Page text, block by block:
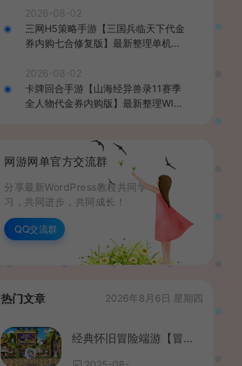
2026-08-02
三网H5策略手游【三国兵临天下代金
券内购七合修复版】最新整理单机一
理后台+GM授权后台+简易安卓客户
端+详细搭建教程+视频教程
2026-08-02
卡牌回合手游【山海经异兽录11赛季
全人物代金券内购版】最新整理WIN
网游网单官方交流群
分享最新WordPress教程共同学
习，共同进步，共同成长！
QQ交流群
热门文章 2026年8月6日 星期四
经典怀旧冒险端游【冒险岛186全民直播修复版】最新整理Win系服务端+PC客户端+详细搭建教程